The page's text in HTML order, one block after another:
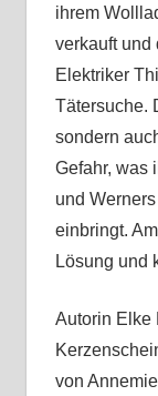
ihrem
verkauft und
Elektriker
Tätersuche.
sondern
Gefahr, was
und
einbringt.
Lösung und
Autorin Elke
von